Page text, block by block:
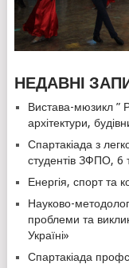
НЕДАВНІ
Вистава-мюзикл ”
архітектури,
Спартакіада з
студентів ЗФПО, 6
Енергія, спорт та
Науково-
проблеми та
Україні»
Спартакіада